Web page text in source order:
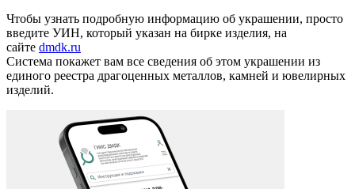
Чтобы узнать подробную информацию об украшении, просто
введите УИН, который указан на бирке изделия, на
сайте dmdk.ru
Система покажет вам все сведения об этом украшении из
единого реестра драгоценных металлов, камней и ювелирных
изделий.